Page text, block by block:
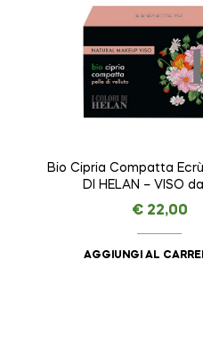
Bio Cipria Compatta Ecrù
DI HELAN – VISO
€22,00
AGGIUNGI AL